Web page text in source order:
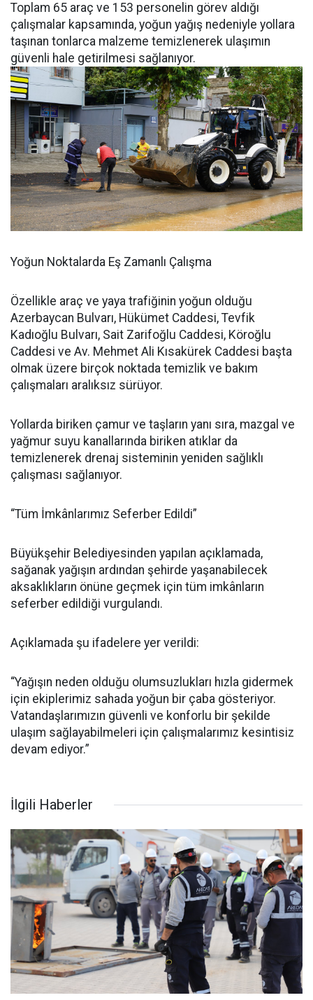
Toplam 65 araç ve 153 personelin görev aldığı
çalışmalar kapsamında, yoğun yağış nedeniyle yollara
taşınan tonlarca malzeme temizlenerek ulaşımın
güvenli hale getirilmesi sağlanıyor.
Yoğun Noktalarda Eş Zamanlı Çalışma
Özellikle araç ve yaya trafiğinin yoğun olduğu
Azerbaycan Bulvarı, Hükümet Caddesi, Tevfik
Kadıoğlu Bulvarı, Sait Zarifoğlu Caddesi, Köroğlu
Caddesi ve Av. Mehmet Ali Kısakürek Caddesi başta
olmak üzere birçok noktada temizlik ve bakım
çalışmaları aralıksız sürüyor.
Yollarda biriken çamur ve taşların yanı sıra, mazgal ve
yağmur suyu kanallarında biriken atıklar da
temizlenerek drenaj sisteminin yeniden sağlıklı
çalışması sağlanıyor.
“Tüm İmkânlarımız Seferber Edildi”
Büyükşehir Belediyesinden yapılan açıklamada,
sağanak yağışın ardından şehirde yaşanabilecek
aksaklıkların önüne geçmek için tüm imkânların
seferber edildiği vurgulandı.
Açıklamada şu ifadelere yer verildi:
“Yağışın neden olduğu olumsuzlukları hızla gidermek
için ekiplerimiz sahada yoğun bir çaba gösteriyor.
Vatandaşlarımızın güvenli ve konforlu bir şekilde
ulaşım sağlayabilmeleri için çalışmalarımız kesintisiz
devam ediyor.”
İlgili Haberler